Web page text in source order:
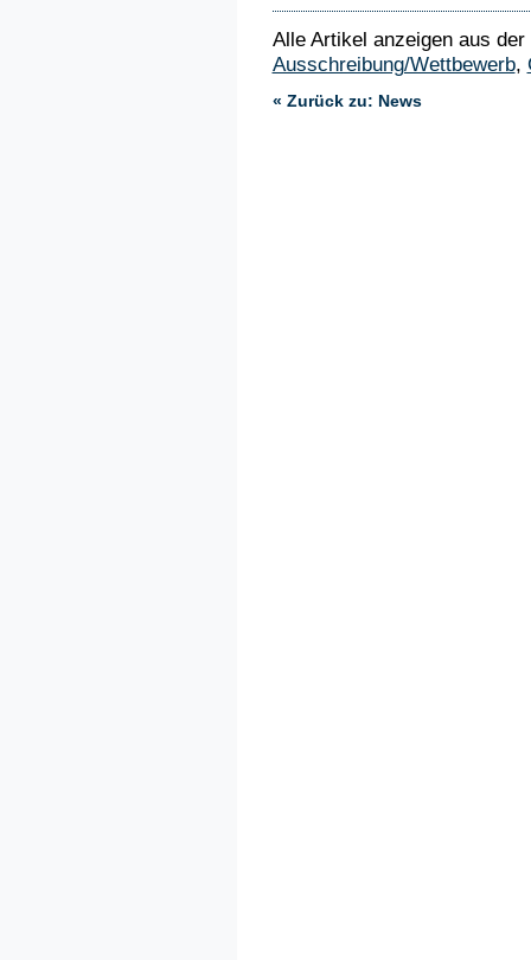
Alle Artikel anzeigen aus
Ausschreibung/Wettbewerb,
« Zurück zu: News